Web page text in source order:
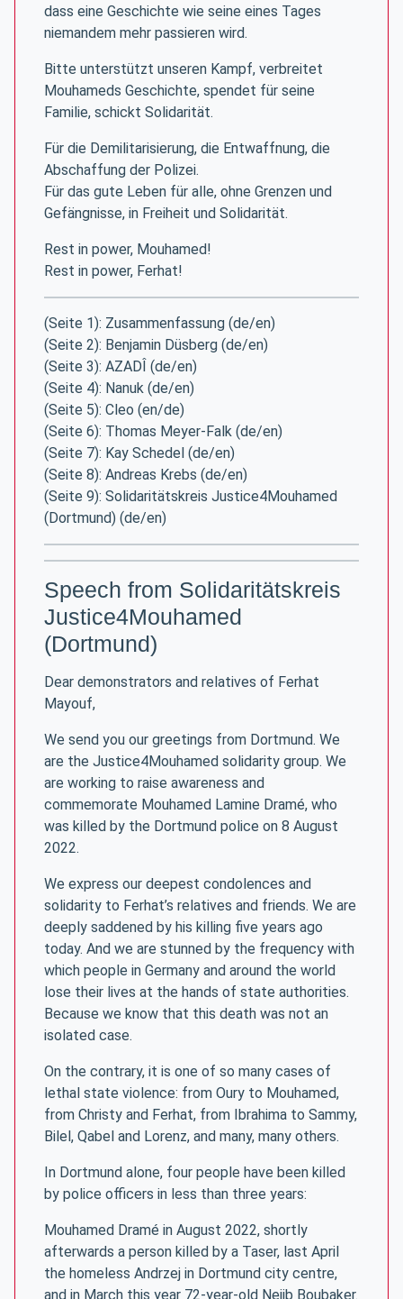
dass eine Geschichte wie seine eines Tages
niemandem mehr passieren wird.
Bitte unterstützt unseren Kampf, verbreitet
Mouhameds Geschichte, spendet für seine
Familie, schickt Solidarität.
Für die Demilitarisierung, die Entwaffnung, die
Abschaffung der Polizei.
Für das gute Leben für alle, ohne Grenzen und
Gefängnisse, in Freiheit und Solidarität.
Rest in power, Mouhamed!
Rest in power, Ferhat!
(Seite 1): Zusammenfassung (de/en)
(Seite 2): Benjamin Düsberg (de/en)
(Seite 3): AZADÎ (de/en)
(Seite 4): Nanuk (de/en)
(Seite 5): Cleo (en/de)
(Seite 6): Thomas Meyer-Falk (de/en)
(Seite 7): Kay Schedel (de/en)
(Seite 8): Andreas Krebs (de/en)
(Seite 9): Solidaritätskreis Justice4Mouhamed
(Dortmund) (de/en)
Speech from Solidaritätskreis
Justice4Mouhamed
(Dortmund)
Dear demonstrators and relatives of Ferhat
Mayouf,
We send you our greetings from Dortmund. We
are the Justice4Mouhamed solidarity group. We
are working to raise awareness and
commemorate Mouhamed Lamine Dramé, who
was killed by the Dortmund police on 8 August
2022.
We express our deepest condolences and
solidarity to Ferhat’s relatives and friends. We are
deeply saddened by his killing five years ago
today. And we are stunned by the frequency with
which people in Germany and around the world
lose their lives at the hands of state authorities.
Because we know that this death was not an
isolated case.
On the contrary, it is one of so many cases of
lethal state violence: from Oury to Mouhamed,
from Christy and Ferhat, from Ibrahima to Sammy,
Bilel, Qabel and Lorenz, and many, many others.
In Dortmund alone, four people have been killed
by police officers in less than three years:
Mouhamed Dramé in August 2022, shortly
afterwards a person killed by a Taser, last April
the homeless Andrzej in Dortmund city centre,
and in March this year 72-year-old Nejib Boubaker.